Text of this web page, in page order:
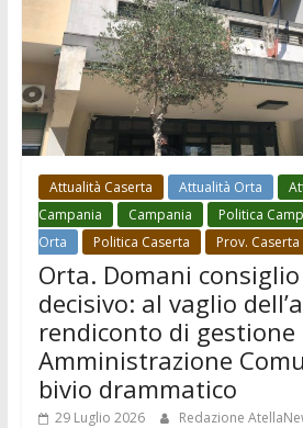
Attualità Caserta Attualità Orta
Campania
Campania Politica
Orta
Politica Caserta Prov. Caserta
Orta. Domani
decisivo: al vaglio
rendiconto di gestione
Amministrazione
bivio drammatico
29 Luglio 2026 Redazione